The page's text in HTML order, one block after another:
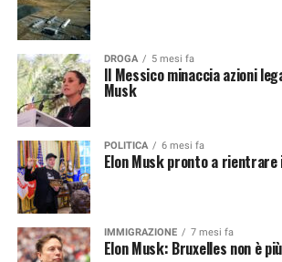
DROGA 5 mesi fa
Il Messico minaccia azioni
Musk
POLITICA 6 mesi fa
Elon Musk pronto a
IMMIGRAZIONE 7 mesi fa
Elon Musk: Bruxelles non è